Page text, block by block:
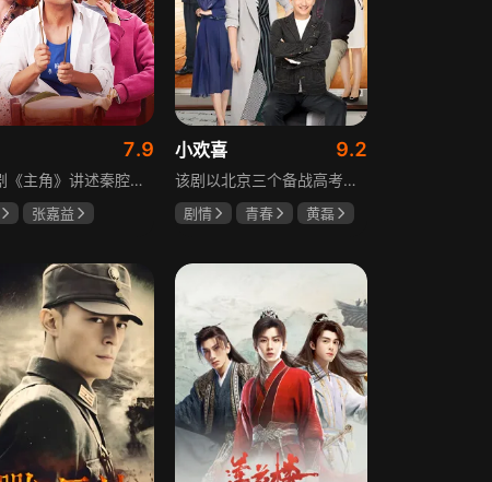
7.9
电视剧《主角》讲述秦腔名伶忆秦娥阴差阳错被舅舅胡三元带入剧团，历经近半个世纪兴衰起伏，从牧羊女成长为一代秦腔名伶的故事，剧集以秦腔发展为脉络映射大历史起落，反映中国社会四十年变迁中普通人的情感生活与命运，展现传统艺术传承与时代变迁的交织。
张嘉益
小欢喜 9.2
该剧以北京三个备战高考的家庭为核心，讲述童文洁与方一凡、宋倩与乔英子、季胜利与季杨杨这几组亲子，在升学压力下，围绕成绩、陪伴、沟通等问题产生的矛盾与磨合，展现了中年家长与青春期孩子共同成长的温馨故事。
剧情 青春
黄磊